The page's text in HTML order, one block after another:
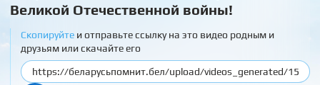
Великой Отечественной войны!
Скопируйтеи отправьте ссылку на это видео родным и
друзьям или скачайте его